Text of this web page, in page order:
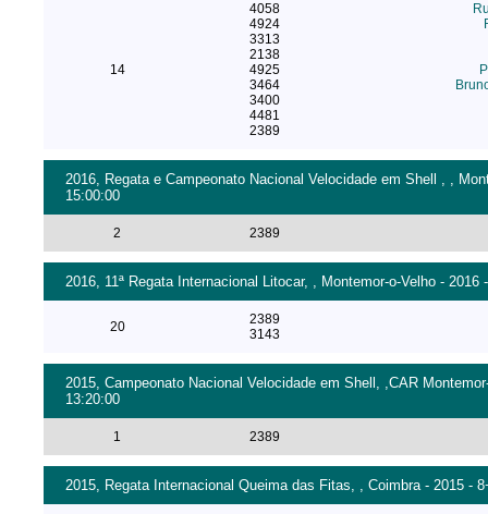
14
4058
4924
3313
2138
4925
3464
3400
4481
2389
2016, Regata e Campeonato Nacional Velocidade em Shell , ,
15:00:00
2 2389
2016, 11ª Regata Internacional Litocar, , Montemor-o-Velho -
20
2389
3143
2015, Campeonato Nacional Velocidade em Shell, ,CAR
13:20:00
1 2389
2015, Regata Internacional Queima das Fitas, , Coimbra - 2015 -